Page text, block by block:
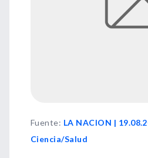
Fuente: LA NACION |
Ciencia/Salud